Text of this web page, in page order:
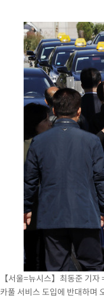
【서울=뉴시스】최동준 기
카풀 서비스 도입에 반대하